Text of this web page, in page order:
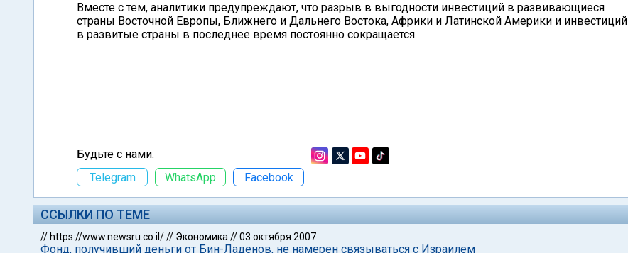
Вместе с тем, аналитики предупреждают, что разрыв в выгодности инвестиций в развивающиеся
страны Восточной Европы, Ближнего и Дальнего Востока, Африки и Латинской Америки и инвестиций
в развитые страны в последнее время постоянно сокращается.
Будьте с нами:
Telegram
WhatsApp Facebook
ССЫЛКИ ПО ТЕМЕ
// https://www.newsru.co.il/// Экономика //03 октября 2007
Фонд, получивший деньги от Бин-Ладенов, не намерен связываться с Израилем